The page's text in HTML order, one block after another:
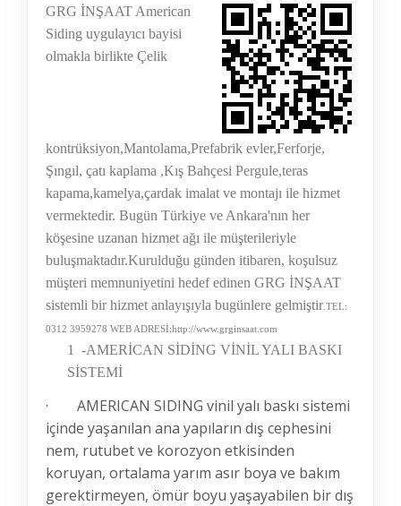
GRG İNŞAAT American
Siding uygulayıcı bayisi
olmakla birlikte Çelik
kontrüksiyon,Mantolama,Prefabrik evler,Ferforje,
Şıngıl, çatı kaplama ,Kış Bahçesi Pergule,teras
kapama,kamelya,çardak imalat ve montajı ile hizmet
vermektedir. Bugün Türkiye ve Ankara'nın her
köşesine uzanan hizmet ağı ile müşterileriyle
buluşmaktadır.Kurulduğu günden itibaren, koşulsuz
müşteri memnuniyetini hedef edinen GRG İNŞAAT
sistemli bir hizmet anlayışıyla bugünlere gelmiştir.TEL:
0312 3959278 WEB ADRESİ:http://www.grginsaat.com
1
-AMERİCAN SİDİNG VİNİL YALI BASKI
SİSTEMİ
·
AMERICAN SIDING vinil yalı baskı sistemi
içinde yaşanılan ana yapıların dış cephesini
nem, rutubet ve korozyon etkisinden
koruyan, ortalama yarım asır boya ve bakım
gerektirmeyen, ömür boyu yaşayabilen bir dış